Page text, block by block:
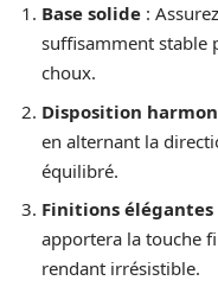
Base solide :
suffisamment stable
choux.
Disposition
en alternant la
équilibré.
Finitions élégantes
apportera la touche
rendant irrésistible.